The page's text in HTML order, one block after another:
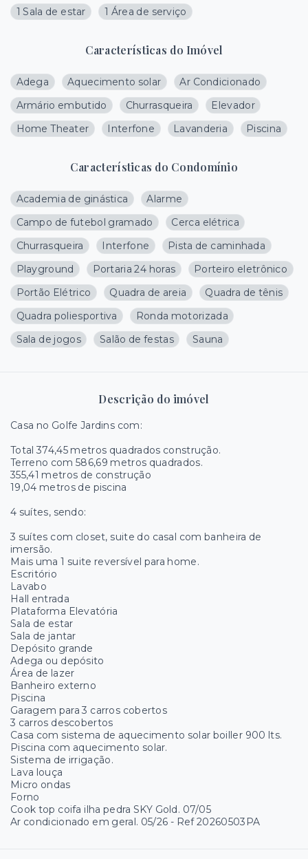
1 Sala de estar
1 Área de serviço
Características do Imóvel
Adega Aquecimento solar
Ar Condicionado
Armário embutido
Churrasqueira
Elevador
Home Theater
Interfone Lavanderia Piscina
Características do Condomínio
Academia de ginástica
Alarme
Campo de futebol gramado
Cerca elétrica
Churrasqueira
Interfone
Pista de caminhada
Playground
Portaria 24 horas
Porteiro eletrônico
Portão Elétrico
Quadra de areia
Quadra de tênis
Quadra poliesportiva
Ronda motorizada
Sala de jogos
Salão de festas Sauna
Descrição do imóvel
Casa no Golfe Jardins com:
Total 374,45 metros quadrados construção.
Terreno com 586,69 metros quadrados.
355,41 metros de construção
19,04 metros de piscina
4 suítes, sendo:
3 suítes com closet, suite do casal com banheira de
imersão.
Mais uma 1 suite reversível para home.
Escritório
Lavabo
Hall entrada
Plataforma Elevatória
Sala de estar
Sala de jantar
Depósito grande
Adega ou depósito
Área de lazer
Banheiro externo
Piscina
Garagem para 3 carros cobertos
3 carros descobertos
Casa com sistema de aquecimento solar boiller 900 lts.
Piscina com aquecimento solar.
Sistema de irrigação.
Lava louça
Micro ondas
Forno
Cook top coifa ilha pedra SKY Gold. 07/05
Ar condicionado em geral. 05/26 - Ref 20260503PA